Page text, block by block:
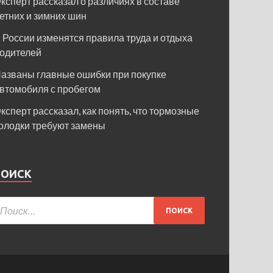
и зимних шин
России изменятся правила труда и отдыха
главные ошибки при покупке
с пробегом
рассказал, как понять, что тормозные
требуют замены